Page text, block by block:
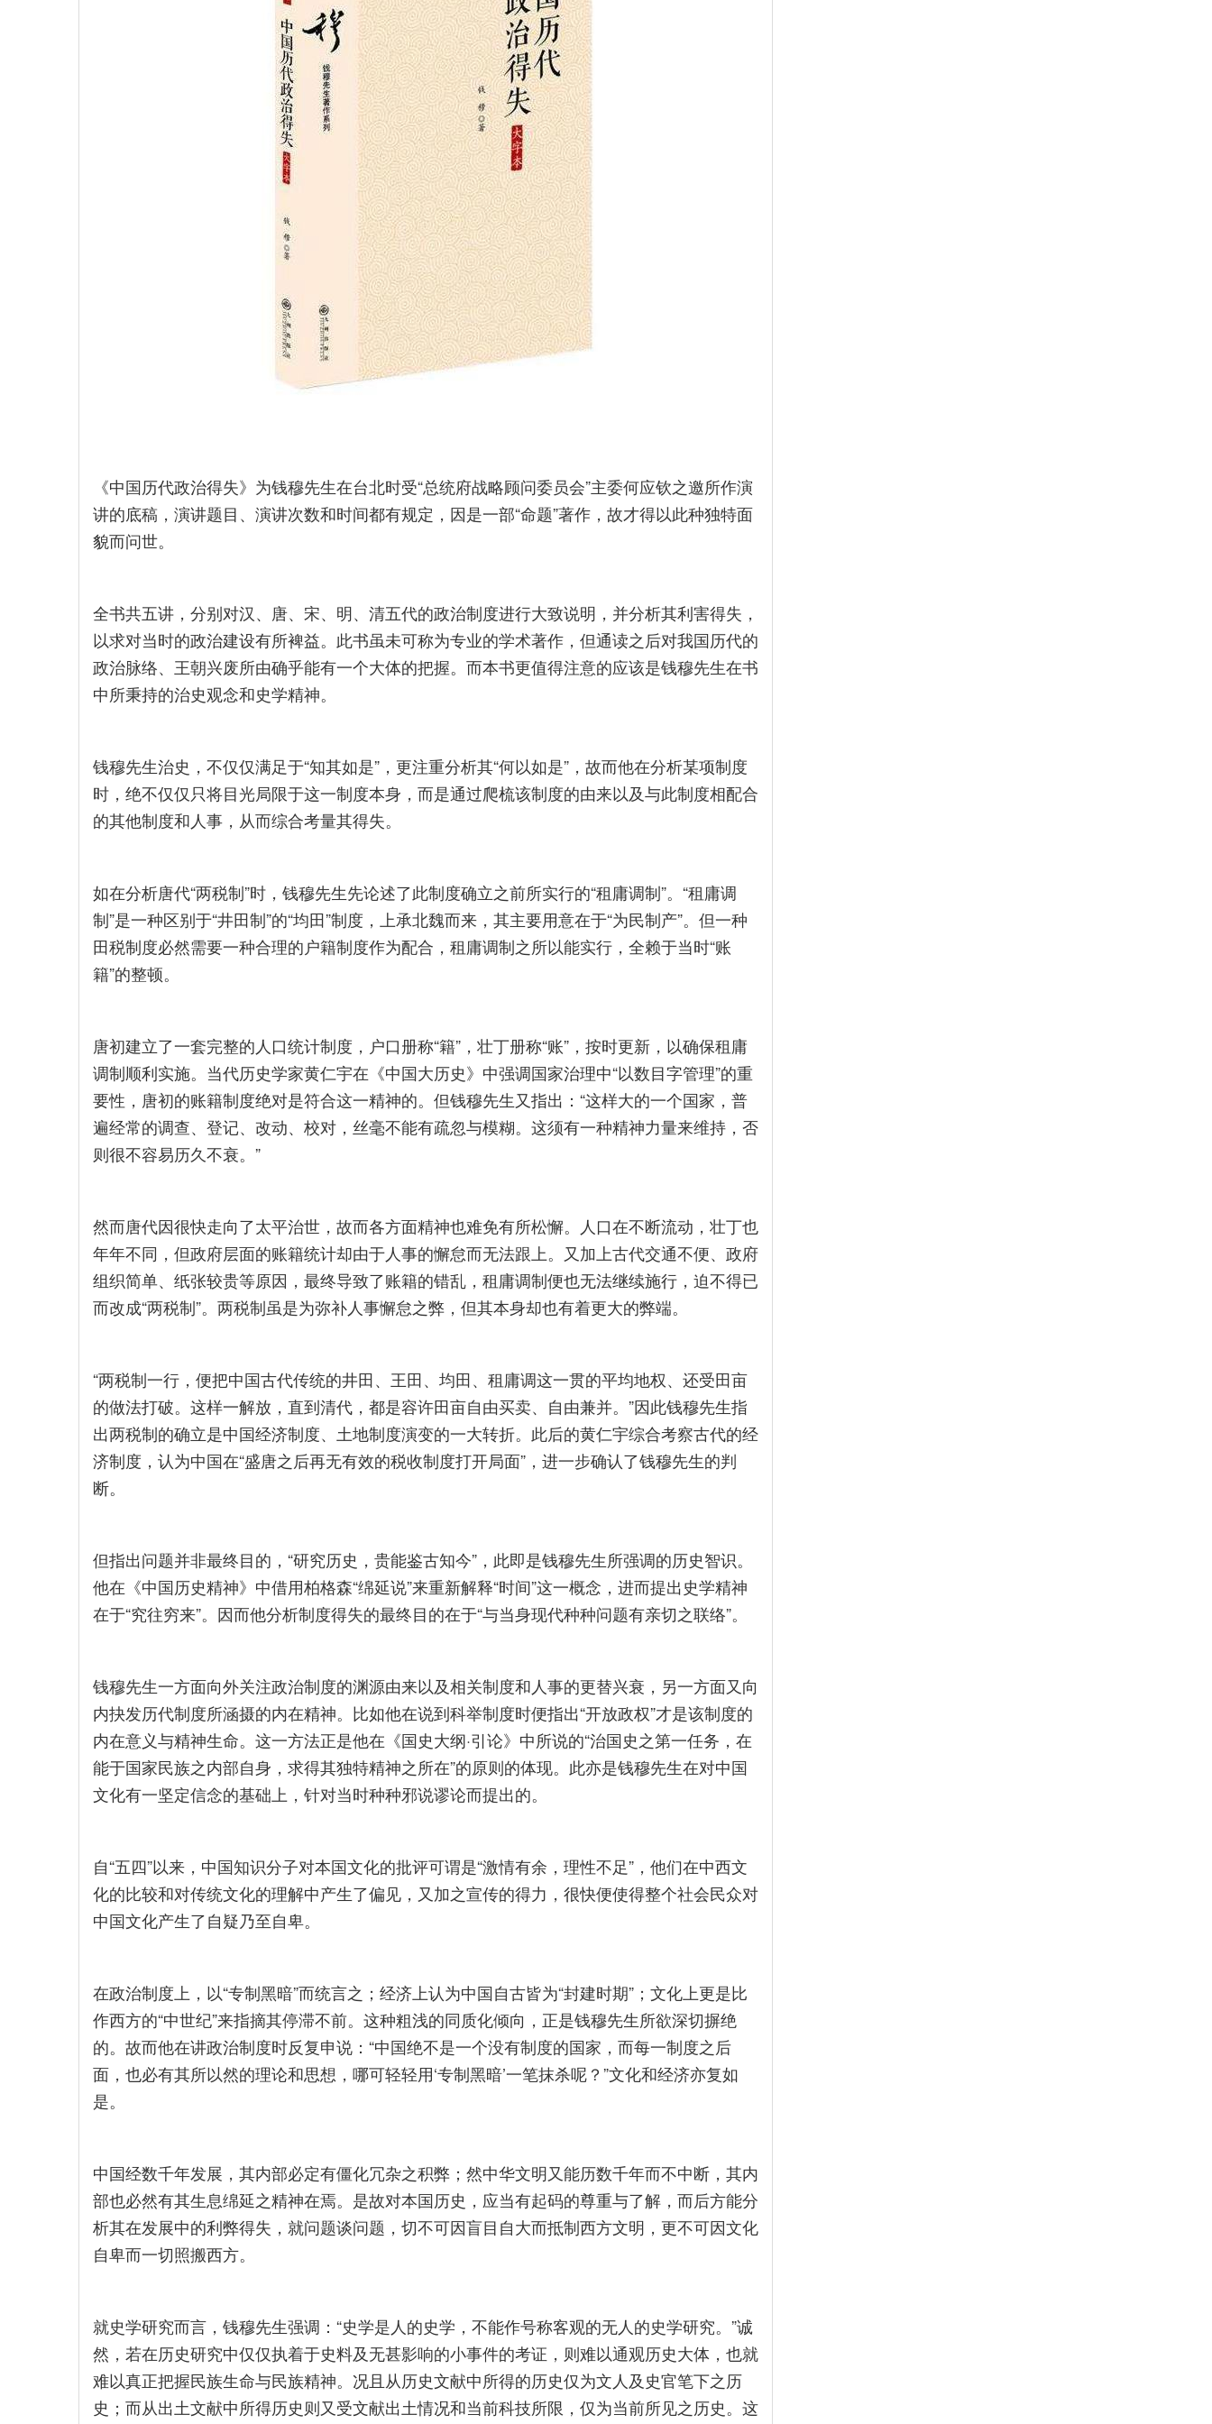
《中国历代政治得失》为钱穆先生在台北时受“总统府战略顾问委员会”主委何应钦之邀所作演
讲的底稿，演讲题目、演讲次数和时间都有规定，因是一部“命题”著作，故才得以此种独特面
貌而问世。
全书共五讲，分别对汉、唐、宋、明、清五代的政治制度进行大致说明，并分析其利害得失，
以求对当时的政治建设有所裨益。此书虽未可称为专业的学术著作，但通读之后对我国历代的
政治脉络、王朝兴废所由确乎能有一个大体的把握。而本书更值得注意的应该是钱穆先生在书
中所秉持的治史观念和史学精神。
钱穆先生治史，不仅仅满足于“知其如是”，更注重分析其“何以如是”，故而他在分析某项制度
时，绝不仅仅只将目光局限于这一制度本身，而是通过爬梳该制度的由来以及与此制度相配合
的其他制度和人事，从而综合考量其得失。
如在分析唐代“两税制”时，钱穆先生先论述了此制度确立之前所实行的“租庸调制”。“租庸调
制”是一种区别于“井田制”的“均田”制度，上承北魏而来，其主要用意在于“为民制产”。但一种
田税制度必然需要一种合理的户籍制度作为配合，租庸调制之所以能实行，全赖于当时“账
籍”的整顿。
唐初建立了一套完整的人口统计制度，户口册称“籍”，壮丁册称“账”，按时更新，以确保租庸
调制顺利实施。当代历史学家黄仁宇在《中国大历史》中强调国家治理中“以数目字管理”的重
要性，唐初的账籍制度绝对是符合这一精神的。但钱穆先生又指出：“这样大的一个国家，普
遍经常的调查、登记、改动、校对，丝毫不能有疏忽与模糊。这须有一种精神力量来维持，否
则很不容易历久不衰。”
然而唐代因很快走向了太平治世，故而各方面精神也难免有所松懈。人口在不断流动，壮丁也
年年不同，但政府层面的账籍统计却由于人事的懈怠而无法跟上。又加上古代交通不便、政府
组织简单、纸张较贵等原因，最终导致了账籍的错乱，租庸调制便也无法继续施行，迫不得已
而改成“两税制”。两税制虽是为弥补人事懈怠之弊，但其本身却也有着更大的弊端。
“两税制一行，便把中国古代传统的井田、王田、均田、租庸调这一贯的平均地权、还受田亩
的做法打破。这样一解放，直到清代，都是容许田亩自由买卖、自由兼并。”因此钱穆先生指
出两税制的确立是中国经济制度、土地制度演变的一大转折。此后的黄仁宇综合考察古代的经
济制度，认为中国在“盛唐之后再无有效的税收制度打开局面”，进一步确认了钱穆先生的判
断。
但指出问题并非最终目的，“研究历史，贵能鉴古知今”，此即是钱穆先生所强调的历史智识。
他在《中国历史精神》中借用柏格森“绵延说”来重新解释“时间”这一概念，进而提出史学精神
在于“究往穷来”。因而他分析制度得失的最终目的在于“与当身现代种种问题有亲切之联络”。
钱穆先生一方面向外关注政治制度的渊源由来以及相关制度和人事的更替兴衰，另一方面又向
内抉发历代制度所涵摄的内在精神。比如他在说到科举制度时便指出“开放政权”才是该制度的
内在意义与精神生命。这一方法正是他在《国史大纲·引论》中所说的“治国史之第一任务，在
能于国家民族之内部自身，求得其独特精神之所在”的原则的体现。此亦是钱穆先生在对中国
文化有一坚定信念的基础上，针对当时种种邪说谬论而提出的。
自“五四”以来，中国知识分子对本国文化的批评可谓是“激情有余，理性不足”，他们在中西文
化的比较和对传统文化的理解中产生了偏见，又加之宣传的得力，很快便使得整个社会民众对
中国文化产生了自疑乃至自卑。
在政治制度上，以“专制黑暗”而统言之；经济上认为中国自古皆为“封建时期”；文化上更是比
作西方的“中世纪”来指摘其停滞不前。这种粗浅的同质化倾向，正是钱穆先生所欲深切摒绝
的。故而他在讲政治制度时反复申说：“中国绝不是一个没有制度的国家，而每一制度之后
面，也必有其所以然的理论和思想，哪可轻轻用‘专制黑暗’一笔抹杀呢？”文化和经济亦复如
是。
中国经数千年发展，其内部必定有僵化冗杂之积弊；然中华文明又能历数千年而不中断，其内
部也必然有其生息绵延之精神在焉。是故对本国历史，应当有起码的尊重与了解，而后方能分
析其在发展中的利弊得失，就问题谈问题，切不可因盲目自大而抵制西方文明，更不可因文化
自卑而一切照搬西方。
就史学研究而言，钱穆先生强调：“史学是人的史学，不能作号称客观的无人的史学研究。”诚
然，若在历史研究中仅仅执着于史料及无甚影响的小事件的考证，则难以通观历史大体，也就
难以真正把握民族生命与民族精神。况且从历史文献中所得的历史仅为文人及史官笔下之历
史；而从出土文献中所得历史则又受文献出土情况和当前科技所限，仅为当前所见之历史。这